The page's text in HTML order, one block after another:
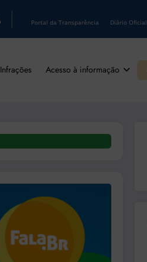
Portal da Transparência Diário Oficial
Infrações Acesso à informação